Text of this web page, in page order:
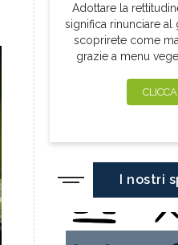
Adottare la
significa rinunciare al
scoprirete come
grazie a menu
I nostri